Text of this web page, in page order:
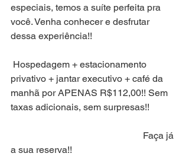
especiais, temos a suíte perfeita pra
você. Venha conhecer e desfrutar
dessa experiência!!
privativo + jantar executivo + café da
manhã por APENAS R$112,00!! Sem
taxas adicionais, sem surpresas!!
a sua reserva!!